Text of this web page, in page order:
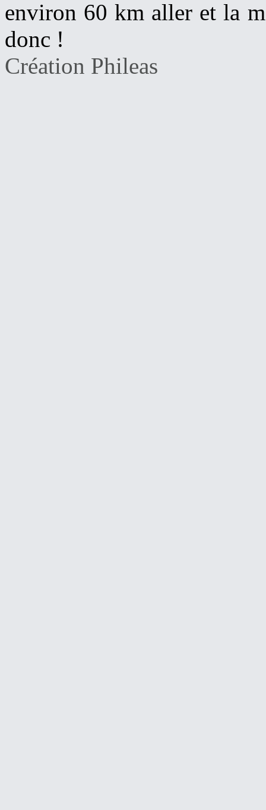
environ 60 km aller et la
donc !
Création Phileas